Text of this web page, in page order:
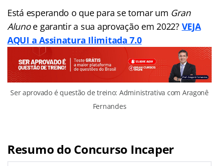
Está esperando o que para se tornar um Gran
Alunoe garantir a sua aprovação em 2022? VEJA
AQUI a Assinatura Ilimitada 7.0
Ser aprovado é questão de treino: Administrativa com Aragonê
Fernandes
Resumo do Concurso Incaper